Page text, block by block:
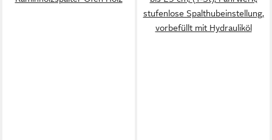
stufenlose Spalthubeinstellung,
vorbefüllt mit Hydrauliköl